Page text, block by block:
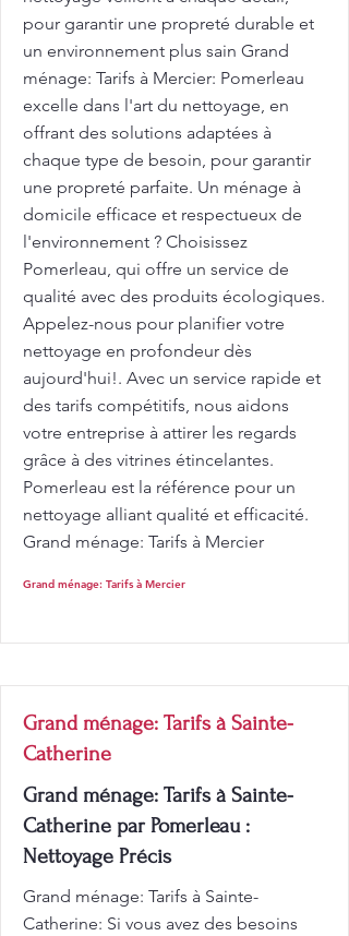
pour garantir une propreté durable et
un environnement plus sain Grand
ménage: Tarifs à Mercier: Pomerleau
excelle dans l'art du nettoyage, en
offrant des solutions adaptées à
chaque type de besoin, pour garantir
une propreté parfaite. Un ménage à
domicile efficace et respectueux de
l'environnement ? Choisissez
Pomerleau, qui offre un service de
qualité avec des produits écologiques.
Appelez-nous pour planifier votre
nettoyage en profondeur dès
aujourd'hui!. Avec un service rapide et
des tarifs compétitifs, nous aidons
votre entreprise à attirer les regards
grâce à des vitrines étincelantes.
Pomerleau est la référence pour un
nettoyage alliant qualité et efficacité.
Grand ménage: Tarifs à Mercier
Grand ménage: Tarifs à Mercier
Grand ménage: Tarifs à Sainte-
Catherine
Grand ménage: Tarifs à Sainte-
Catherine par Pomerleau :
Nettoyage Précis
Grand ménage: Tarifs à Sainte-
Catherine: Si vous avez des besoins